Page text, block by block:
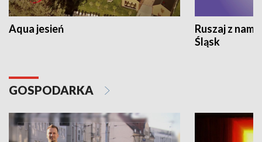
Aqua jesień
Ruszaj z
Śląsk
GOSPODARKA